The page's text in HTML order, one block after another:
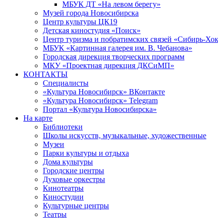
МБУК ДТ «На левом берегу»
Музей города Новосибирска
Центр культуры ЦК19
Детская киностудия «Поиск»
Центр туризма и побратимских связей «Сибирь-
МБУК «Картинная галерея им. В. Чебанова»
Городская дирекция творческих программ
МКУ «Проектная дирекция ДКСиМП»
КОНТАКТЫ
Специалисты
«Культура Новосибирск» ВКонтакте
«Культура Новосибирск» Telegram
Портал «Культура Новосибирска»
На карте
Библиотеки
Школы искусств, музыкальные, художественные
Музеи
Парки культуры и отдыха
Дома культуры
Городские центры
Духовые оркестры
Кинотеатры
Киностудии
Культурные центры
Театры